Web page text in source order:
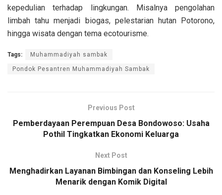
kepedulian terhadap lingkungan. Misalnya pengolahan
limbah tahu menjadi biogas, pelestarian hutan Potorono,
hingga wisata dengan tema ecotourisme.
Tags: Muhammadiyah sambak
Pondok Pesantren Muhammadiyah Sambak
Previous Post
Pemberdayaan Perempuan Desa Bondowoso: Usaha
Pothil Tingkatkan Ekonomi Keluarga
Next Post
Menghadirkan Layanan Bimbingan dan Konseling Lebih
Menarik dengan Komik Digital